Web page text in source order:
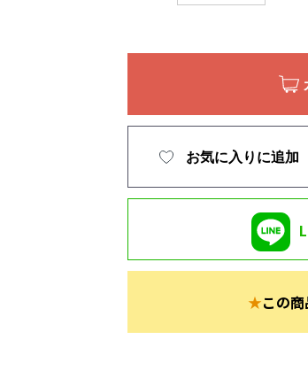
お気に入りに追加
★この